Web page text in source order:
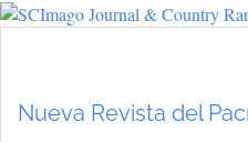
principal
Nueva Revista del